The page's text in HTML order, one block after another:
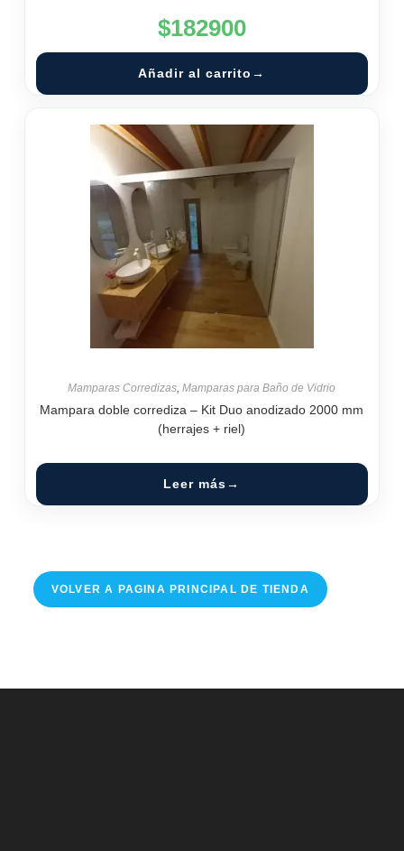
$182900
Añadir al carrito
Mamparas Corredizas ,Mamparas para Baño de Vidrio
Mampara doble corrediza – Kit Duo anodizado 2000 mm
(herrajes + riel)
Leer más
VOLVER A PAGINA PRINCIPAL DE TIENDA